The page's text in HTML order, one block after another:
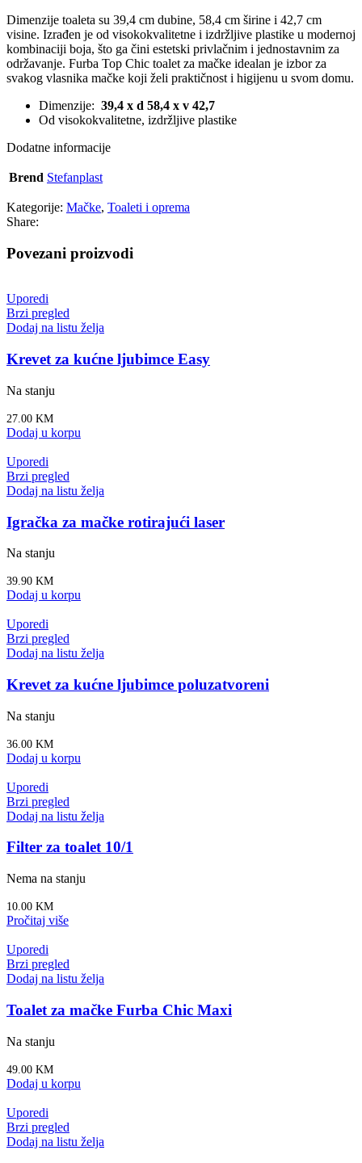
Dimenzije toaleta su 39,4 cm dubine, 58,4 cm širine i 42,7 cm
visine. Izrađen je od visokokvalitetne i izdržljive plastike u modernoj
kombinaciji boja, što ga čini estetski privlačnim i jednostavnim za
održavanje. Furba Top Chic toalet za mačke idealan je izbor za
svakog vlasnika mačke koji želi praktičnost i higijenu u svom domu.
Dimenzije: 39,4 x d 58,4 x v 42,7
Od visokokvalitetne, izdržljive plastike
Dodatne informacije
Brend Stefanplast
Kategorije: Mačke, Toaleti i oprema
Share:
Povezani proizvodi
Uporedi
Brzi pregled
Dodaj na listu želja
Krevet za kućne ljubimce Easy
Na stanju
27.00 KM
Dodaj u korpu
Uporedi
Brzi pregled
Dodaj na listu želja
Igračka za mačke rotirajući laser
Na stanju
39.90 KM
Dodaj u korpu
Uporedi
Brzi pregled
Dodaj na listu želja
Krevet za kućne ljubimce poluzatvoreni
Na stanju
36.00 KM
Dodaj u korpu
Uporedi
Brzi pregled
Dodaj na listu želja
Filter za toalet 10/1
Nema na stanju
10.00 KM
Pročitaj više
Uporedi
Brzi pregled
Dodaj na listu želja
Toalet za mačke Furba Chic Maxi
Na stanju
49.00 KM
Dodaj u korpu
Uporedi
Brzi pregled
Dodaj na listu želja